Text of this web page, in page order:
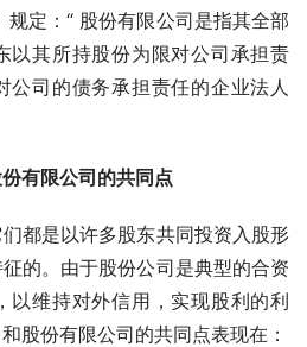
定：“ 股份有限公司是指其全部
以其所持股份为限对公司承担责
公司的债务承担责任的企业法人
有限公司的共同点
都是以许多股东共同投资入股形
的。由于股份公司是典型的合资
以维持对外信用，实现股利的利
股份有限公司的共同点表现在：